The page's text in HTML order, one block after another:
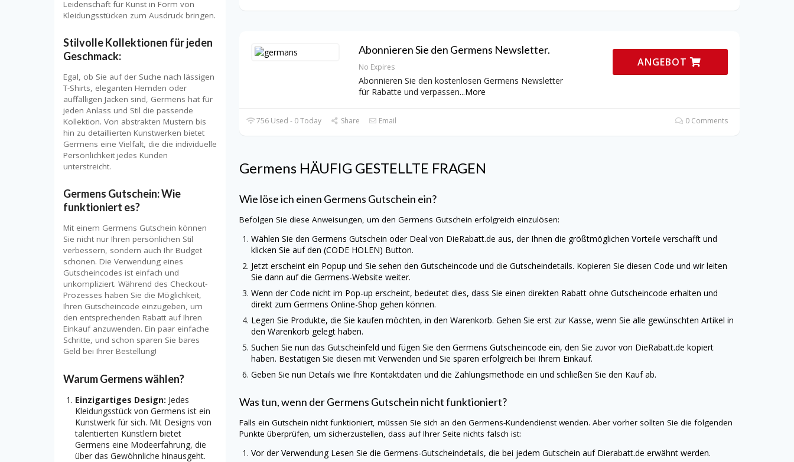
Abonnieren Sie den Germens Newsletter.
No Expires
Abonnieren Sie den kostenlosen Germens Newsletter
für Rabatte und verpassen...More
ANGEBOT
756 Used - 0 Today Share Email 0 Comments
Germens HÄUFIG GESTELLTE FRAGEN
Wie löse ich einen Germens Gutschein ein?
Befolgen Sie diese Anweisungen, um denGermens Gutschein erfolgreich einzulösen:
Wählen Sie denGermensGutschein oder Deal von DieRabatt.de aus, der Ihnen die größtmöglichen Vorteile verschafft und
klicken Sie auf den (CODE HOLEN) Button.
Jetzt erscheint ein Popup und Sie sehen den Gutscheincode und die Gutscheindetails. Kopieren Sie diesen Code und wir leiten
Sie dann auf dieGermens-Website weiter.
Wenn der Code nicht im Pop-up erscheint, bedeutet dies, dass Sie einen direkten Rabatt ohne Gutscheincode erhalten und
direkt zumGermensOnline-Shop gehen können.
Legen Sie Produkte, die Sie kaufen möchten, in den Warenkorb. Gehen Sie erst zur Kasse, wenn Sie alle gewünschten Artikel in
den Warenkorb gelegt haben.
Suchen Sie nun das Gutscheinfeld und fügen Sie denGermensGutscheincode ein, den Sie zuvor von DieRabatt.de kopiert
haben. Bestätigen Sie diesen mit Verwenden und Sie sparen erfolgreich bei Ihrem Einkauf.
Geben Sie nun Details wie Ihre Kontaktdaten und die Zahlungsmethode ein und schließen Sie den Kauf ab.
Was tun, wenn derGermens Gutschein nicht funktioniert?
Falls ein Gutschein nicht funktioniert, müssen Sie sich an denGermens-Kundendienst wenden. Aber vorher sollten Sie die folgenden
Punkte überprüfen, um sicherzustellen, dass auf Ihrer Seite nichts falsch ist:
Vor der Verwendung Lesen Sie dieGermens-Gutscheindetails, die bei jedem Gutschein auf Dierabatt.de erwähnt werden.
Leidenschaft für Kunst in Form von
Kleidungsstücken zum Ausdruck bringen.
Stilvolle Kollektionen für jeden
Geschmack:
Egal, ob Sie auf der Suche nach lässigen
T-Shirts, eleganten Hemden oder
auffälligen Jacken sind, Germens hat für
jeden Anlass und Stil die passende
Kollektion. Von abstrakten Mustern bis
hin zu detaillierten Kunstwerken bietet
Germens eine Vielfalt, die die individuelle
Persönlichkeit jedes Kunden
unterstreicht.
Germens Gutschein: Wie
funktioniert es?
Mit einem Germens Gutschein können
Sie nicht nur Ihren persönlichen Stil
verbessern, sondern auch Ihr Budget
schonen. Die Verwendung eines
Gutscheincodes ist einfach und
unkompliziert. Während des Checkout-
Prozesses haben Sie die Möglichkeit,
Ihren Gutscheincode einzugeben, um
den entsprechenden Rabatt auf Ihren
Einkauf anzuwenden. Ein paar einfache
Schritte, und schon sparen Sie bares
Geld bei Ihrer Bestellung!
Warum Germens wählen?
Einzigartiges Design: Jedes
Kleidungsstück von Germens ist ein
Kunstwerk für sich. Mit Designs von
talentierten Künstlern bietet
Germens eine Modeerfahrung, die
über das Gewöhnliche hinausgeht.